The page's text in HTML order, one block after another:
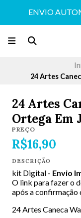
ENVIO
24 Artes
24 Artes
Ortega Em
PREÇO
R$16,90
DESCRIÇÃO
kit Digital - Envio
O link para fazer o
após a confirmação
24 Artes Caneca